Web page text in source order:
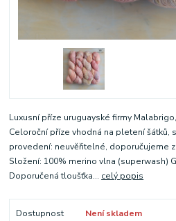
Luxusní příze uruguayské firmy
Celoroční příze vhodná na pletení šátků,
provedení: neuvěřitelné, doporučujeme
Složení: 100% merino vlna (superwash)
Doporučená tloušťka... celý popis
Dostupnost
Není skladem